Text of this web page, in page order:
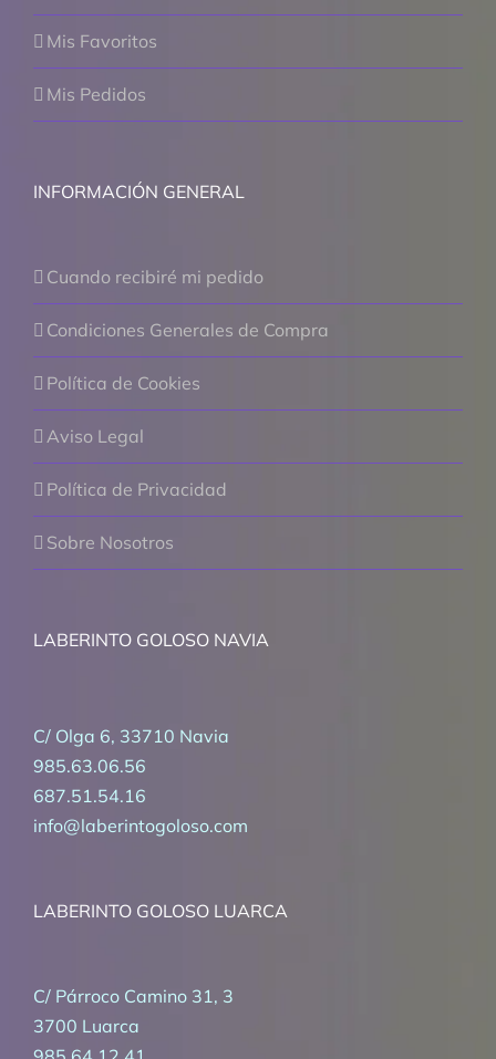
Mis Favoritos
Mis Pedidos
INFORMACIÓN GENERAL
Cuando recibiré mi pedido
Condiciones Generales de Compra
Política de Cookies
Aviso Legal
Política de Privacidad
Sobre Nosotros
LABERINTO GOLOSO NAVIA
C/ Olga 6, 33710 Navia
985.63.06.56
687.51.54.16
info@laberintogoloso.com
LABERINTO GOLOSO LUARCA
C/ Párroco Camino 31, 3
3700 Luarca